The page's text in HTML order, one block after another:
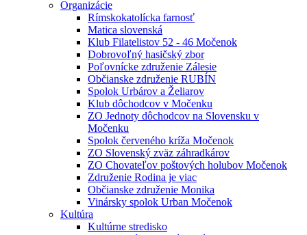
Organizácie
Rímskokatolícka farnosť
Matica slovenská
Klub Filatelistov 52 - 46 Močenok
Dobrovoľný hasičský zbor
Poľovnícke združenie Zálesie
Občianske združenie RUBÍN
Spolok Urbárov a Želiarov
Klub dôchodcov v Močenku
ZO Jednoty dôchodcov na Slovensku v
Močenku
Spolok červeného kríža Močenok
ZO Slovenský zväz záhradkárov
ZO Chovateľov poštových holubov Močenok
Združenie Rodina je viac
Občianske združenie Monika
Vinársky spolok Urban Močenok
Kultúra
Kultúrne stredisko